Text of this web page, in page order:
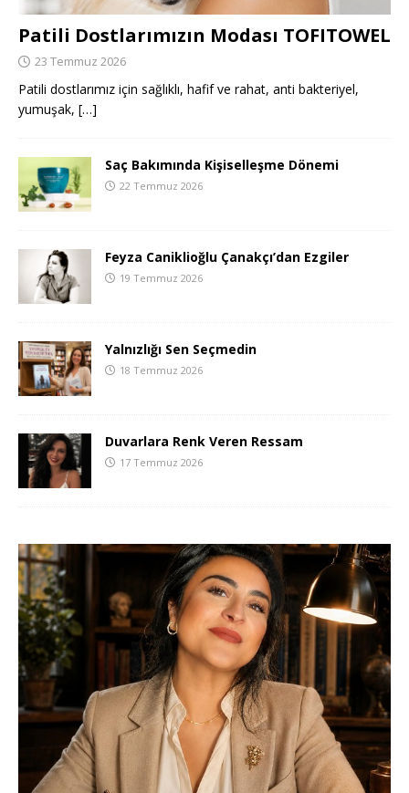
Patili Dostlarımızın Modası TOFITOWEL
23 Temmuz 2026
Patili dostlarımız için sağlıklı, hafif ve rahat, anti bakteriyel,
yumuşak, […]
Saç Bakımında Kişiselleşme Dönemi
22 Temmuz 2026
Feyza Caniklioğlu Çanakçı’dan Ezgiler
19 Temmuz 2026
Yalnızlığı Sen Seçmedin
18 Temmuz 2026
Duvarlara Renk Veren Ressam
17 Temmuz 2026